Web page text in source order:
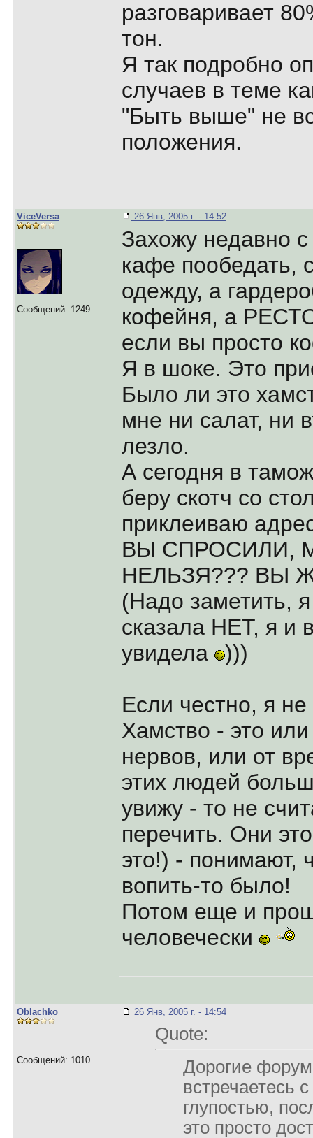
разговаривает
тон.
Я так подробно
случаев в теме
"Быть выше" не
положения.
ViceVersa
Сообщений: 1249
26 Янв, 2005 г. - 14:52
Захожу недавно
кафе пообедать,
одежду, а
кофейня, а
если вы просто
Я в шоке. Это
Было ли это
мне ни салат, ни
лезло.
А сегодня в
беру скотч со
приклеиваю
ВЫ СПРОСИЛИ,
НЕЛЬЗЯ??? ВЫ
(Надо заметить,
сказала НЕТ, я и
увидела
)))
Если честно, я
Хамство - это
нервов, или от
этих людей
увижу - то не
перечить. Они
это!) - понимают,
вопить-то было!
Потом еще и
человечески
Oblachko
Сообщений: 1010
26 Янв, 2005 г. - 14:54
Quote:
Дорогие
встречаетесь
глупостью,
это просто